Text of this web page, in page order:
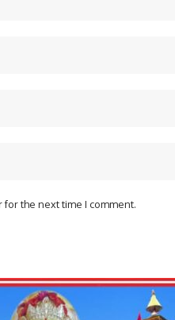
for the next time I comment.